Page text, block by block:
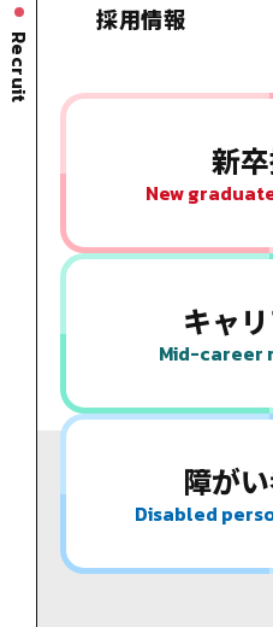
Recruit
採用情報
新
New
キャ
Mid-career
障が
Disabled